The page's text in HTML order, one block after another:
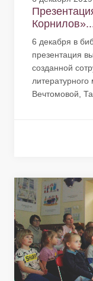
6 декабря в
презентация
созданной
Вечтомовой,